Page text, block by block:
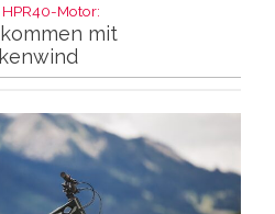
Motor:
mit